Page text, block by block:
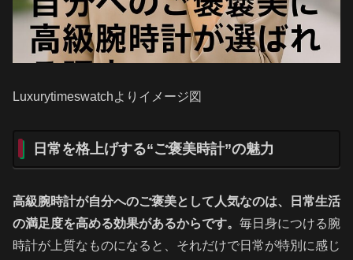
Luxurytimeswatchよりイメージ図
日常を格上げする“ご褒美時計”の魅力
高級腕時計が自分へのご褒美として人気なのは、日常生活
の満足度を高める効果があるからです。 毎日身につける腕
時計が上質なものになると、それだけで日常が特別に感じ